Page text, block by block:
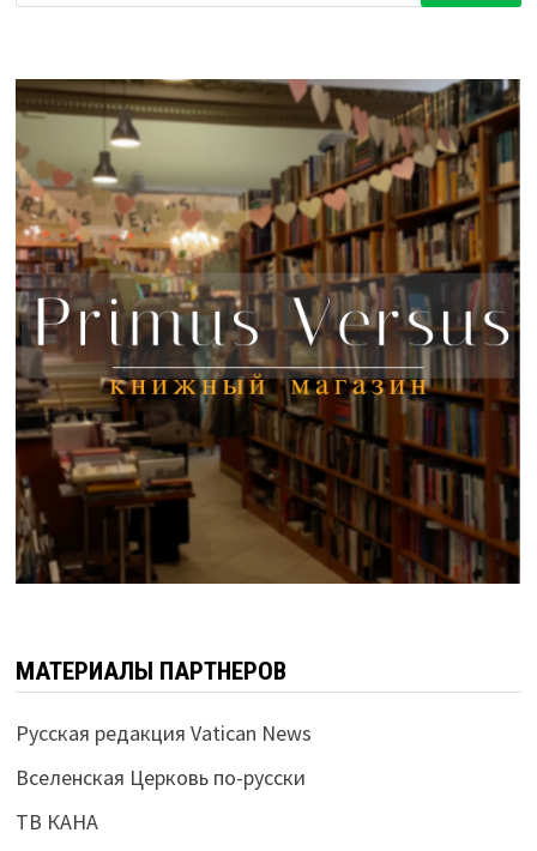
МАТЕРИАЛЫ ПАРТНЕРОВ
Русская редакция Vatican News
Вселенская Церковь по-русски
ТВ КАНА